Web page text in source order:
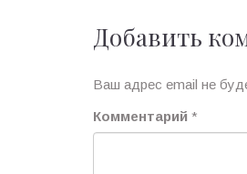
Добавить
Ваш адрес email не
Комментарий *